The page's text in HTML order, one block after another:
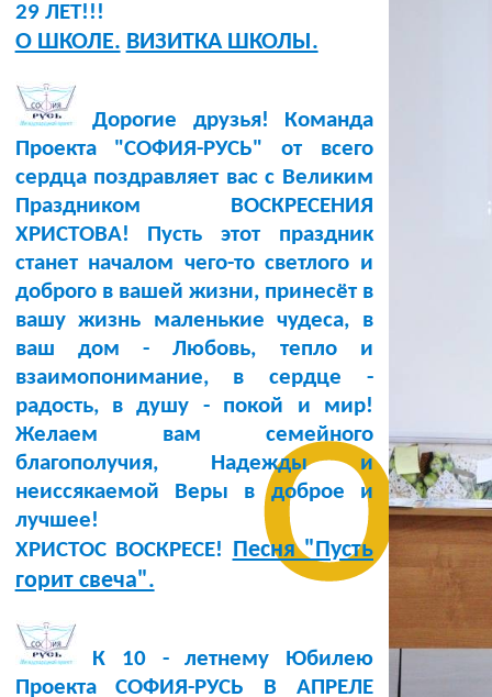
29 ЛЕТ!!!
О ШКОЛЕ. ВИЗИТКА ШКОЛЫ.
Дорогие друзья! Команда
Проекта "СОФИЯ-РУСЬ" от всего
сердца поздравляет вас с Великим
Праздником ВОСКРЕСЕНИЯ
ХРИСТОВА! Пусть этот праздник
станет началом чего-то светлого и
доброго в вашей жизни, принесёт в
вашу жизнь маленькие чудеса, в
ваш дом - Любовь, тепло и
взаимопонимание, в сердце -
радость, в душу - покой и мир!
Желаем вам семейного
благополучия, Надежды и
неиссякаемой Веры в доброе и
лучшее!
ХРИСТОС ВОСКРЕСЕ! Песня "Пусть
горит свеча".
К 10 - летнему Юбилею
Проекта СОФИЯ-РУСЬ В АПРЕЛЕ